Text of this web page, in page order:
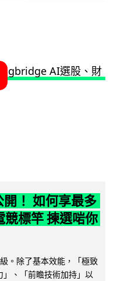
！ 如何享最多
標竿 揀選啱你
。除了基本效能，「極致
、「前瞻技術加持」以